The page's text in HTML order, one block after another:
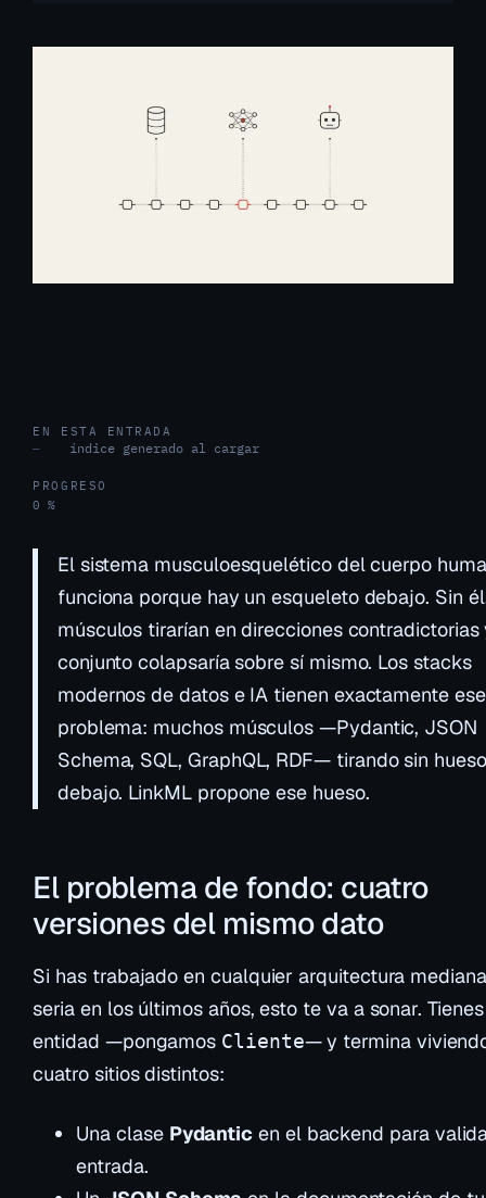
EN ESTA ENTRADA
—
índice generado al cargar
PROGRESO
0 %
El sistema musculoesquelético del cuerpo
funciona porque hay un esqueleto debajo. Sin
músculos tirarían en direcciones contradictorias
conjunto colapsaría sobre sí mismo. Los stacks
modernos de datos e IA tienen exactamente ese
problema: muchos músculos —Pydantic, JSON
Schema, SQL, GraphQL, RDF— tirando sin hueso
debajo. LinkML propone ese hueso.
El problema de fondo: cuatro
versiones del mismo dato
Si has trabajado en cualquier arquitectura
seria en los últimos años, esto te va a sonar.
entidad —pongamos Cliente— y termina
cuatro sitios distintos:
Una clase Pydantic en el backend para
entrada.